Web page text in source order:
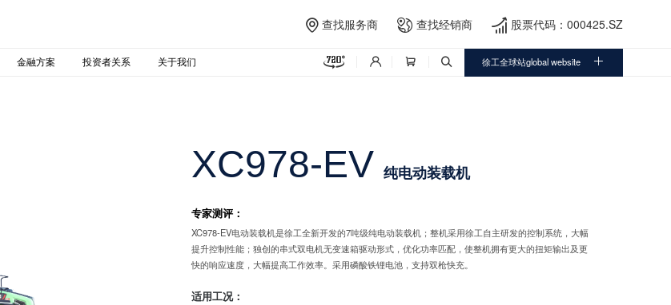
 查找服务商  查找经销商  股票代码：000425.SZ
金融方案 投资者关系 关于我们     徐工全球站global website 
XC978-EV 纯电动装载机
专家测评：
XC978-EV电动装载机是徐工全新开发的7吨级纯电动装载机；整机采用徐工自主研发的控制系统，大幅
提升控制性能；独创的串式双电机无变速箱驱动形式，优化功率匹配，使整机拥有更大的扭矩输出及更
快的响应速度，大幅提高工作效率。采用磷酸铁锂电池，支持双枪快充。
适用工况：